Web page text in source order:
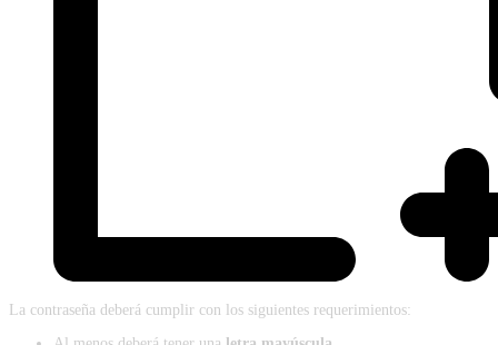
La contraseña deberá cumplir con los siguientes requerimientos: